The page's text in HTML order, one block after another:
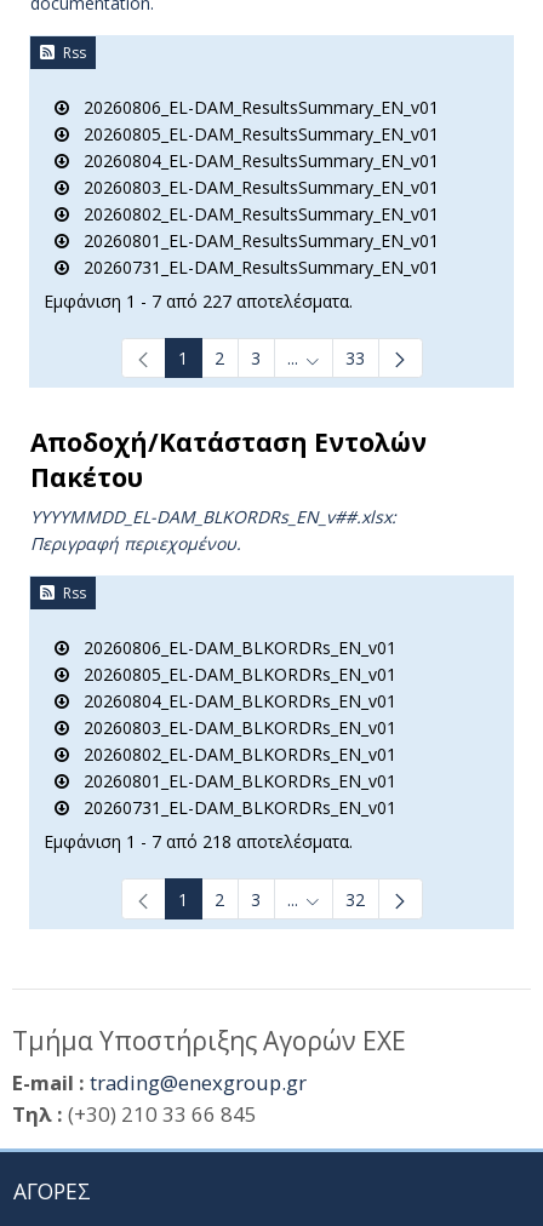
Rss
20260806_EL-DAM_ResultsSummary_EN_v01
20260805_EL-DAM_ResultsSummary_EN_v01
20260804_EL-DAM_ResultsSummary_EN_v01
20260803_EL-DAM_ResultsSummary_EN_v01
20260802_EL-DAM_ResultsSummary_EN_v01
20260801_EL-DAM_ResultsSummary_EN_v01
20260731_EL-DAM_ResultsSummary_EN_v01
Εμφάνιση 1 - 7 από 227 αποτελέσματα.
1 2 3 ... Ενδιάμεσες σελίδες Use
33
Αποδοχή/Κατάσταση Εντολών
Πακέτου
YYYYMMDD_EL-DAM_BLKORDRs_ΕΝ_v##.xlsx:
Περιγραφή περιεχομένου.
Rss
20260806_EL-DAM_BLKORDRs_EN_v01
20260805_EL-DAM_BLKORDRs_EN_v01
20260804_EL-DAM_BLKORDRs_EN_v01
20260803_EL-DAM_BLKORDRs_EN_v01
20260802_EL-DAM_BLKORDRs_EN_v01
20260801_EL-DAM_BLKORDRs_EN_v01
20260731_EL-DAM_BLKORDRs_EN_v01
Εμφάνιση 1 - 7 από 218 αποτελέσματα.
1 2 3 ... Ενδιάμεσες σελίδες Use
32
Τμήμα Υποστήριξης Αγορών ΕΧΕ
E-mail : trading@enexgroup.gr
Τηλ : (+30) 210 33 66 845
ΑΓΟΡΕΣ